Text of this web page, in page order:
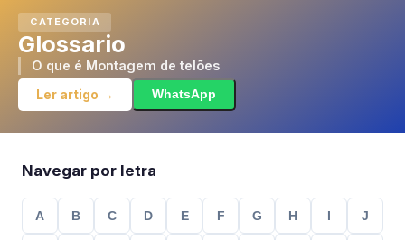
CATEGORIA
Glossario
O que é Montagem de telões
Ler artigo → WhatsApp
Navegar por letra
A B C D E F G H I J